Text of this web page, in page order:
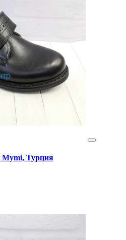
Mymi, Турция